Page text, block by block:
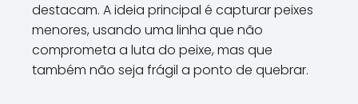
destacam. A ideia principal é capturar peixes
menores, usando uma linha que não
comprometa a luta do peixe, mas que
também não seja frágil a ponto de quebrar.